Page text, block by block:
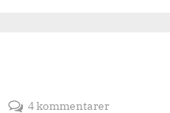
4 kommentarertill